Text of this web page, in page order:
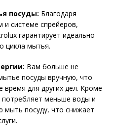
посуды: Благодаря
системе спрейеров,
гарантирует идеально
цикла мытья.
Вам больше не
посуды вручную, что
время для других дел. Кроме
потребляет меньше воды и
мыть посуду, что снижает